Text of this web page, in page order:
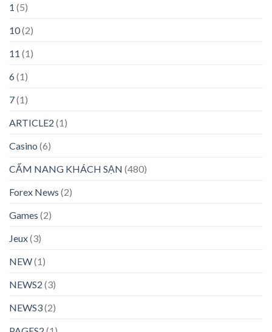
1 (5)
10(2)
11 (1)
6(1)
7(1)
ARTICLE2 (1)
Casino (6)
CẨM NANG KHÁCH SẠN (480)
Forex News (2)
Games (2)
Jeux(3)
NEW(1)
NEWS2 (3)
NEWS3(2)